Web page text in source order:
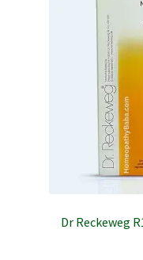
Dr Reckeweg